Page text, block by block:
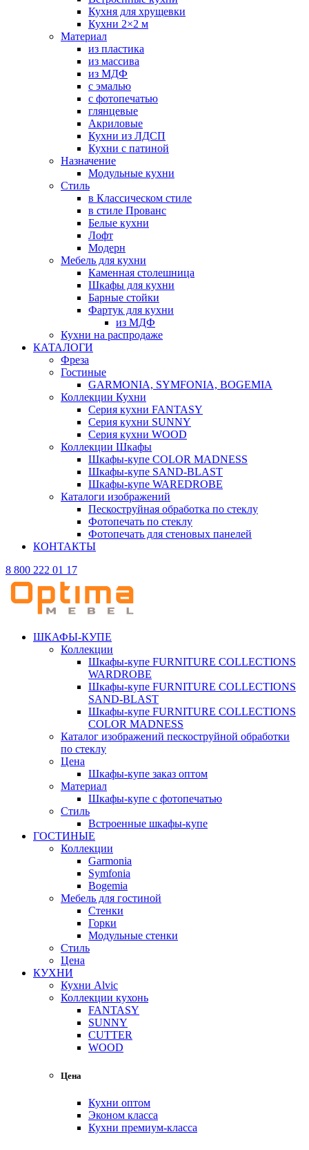
Кухня для хрущевки
Кухни 2×2 м
Материал
из пластика
из массива
из МДФ
с эмалью
с фотопечатью
глянцевые
Акриловые
Кухни из ЛДСП
Кухни с патиной
Назначение
Модульные кухни
Стиль
в Классическом стиле
в стиле Прованс
Белые кухни
Лофт
Модерн
Мебель для кухни
Каменная столешница
Шкафы для кухни
Барные стойки
Фартук для кухни
из МДФ
Кухни на распродаже
КАТАЛОГИ
Фреза
Гостиные
GARMONIA, SYMFONIA, BOGEMIA
Коллекции Кухни
Серия кухни FANTASY
Серия кухни SUNNY
Серия кухни WOOD
Коллекции Шкафы
Шкафы-купе COLOR MADNESS
Шкафы-купе SAND-BLAST
Шкафы-купе WAREDROBE
Каталоги изображений
Пескоструйная обработка по стеклу
Фотопечать по стеклу
Фотопечать для стеновых панелей
КОНТАКТЫ
8 800 222 01 17
ШКАФЫ-КУПЕ
Коллекции
Шкафы-купе FURNITURE COLLECTIONS
WARDROBE
Шкафы-купе FURNITURE COLLECTIONS
SAND-BLAST
Шкафы-купе FURNITURE COLLECTIONS
COLOR MADNESS
Каталог изображений пескоструйной обработки
по стеклу
Цена
Шкафы-купе заказ оптом
Материал
Шкафы-купе с фотопечатью
Стиль
Встроенные шкафы-купе
ГОСТИНЫЕ
Коллекции
Garmonia
Symfonia
Bogemia
Мебель для гостиной
Стенки
Горки
Модульные стенки
Стиль
Цена
КУХНИ
Кухни Alvic
Коллекции кухонь
FANTASY
SUNNY
CUTTER
WOOD
Цена
Кухни оптом
Эконом класса
Кухни премиум-класса